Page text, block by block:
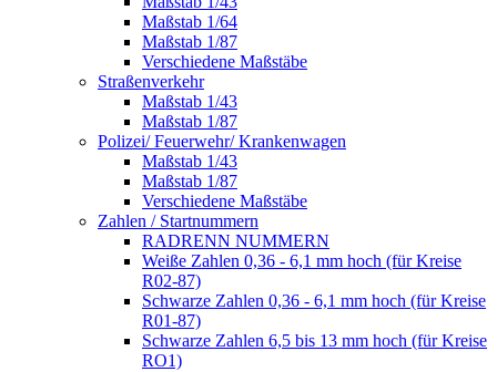
Maßstab 1/64
Maßstab 1/87
Verschiedene Maßstäbe
Straßenverkehr
Maßstab 1/43
Maßstab 1/87
Polizei/ Feuerwehr/ Krankenwagen
Maßstab 1/43
Maßstab 1/87
Verschiedene Maßstäbe
Zahlen / Startnummern
RADRENN NUMMERN
Weiße Zahlen 0,36 - 6,1 mm hoch (für Kreise
R02-87)
Schwarze Zahlen 0,36 - 6,1 mm hoch (für Kreise
R01-87)
Schwarze Zahlen 6,5 bis 13 mm hoch (für Kreise
RO1)